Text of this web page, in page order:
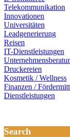
Telekommunikation
Innovationen
Universitäten
Leadgenerierung
Reisen
IT-Dienstleistungen
Druckereien
Kosmetik / Wellness
Finanzen /
Dienstleistungen
Search